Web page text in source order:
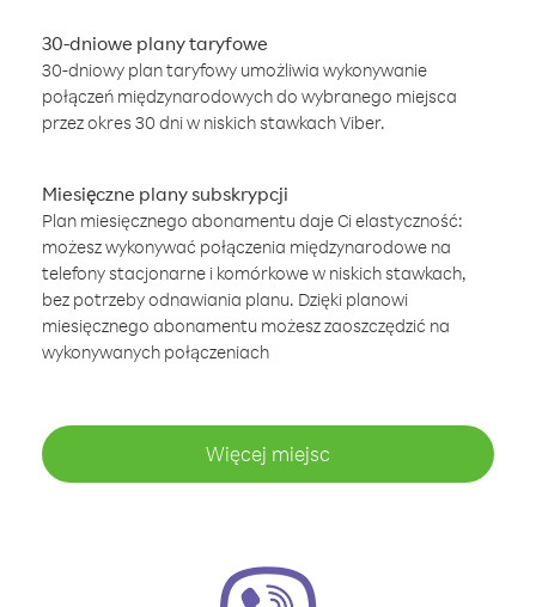
30-dniowe plany taryfowe
30-dniowy plan taryfowy umożliwia wykonywanie
połączeń międzynarodowych do wybranego miejsca
przez okres 30 dni w niskich stawkach Viber.
Miesięczne plany subskrypcji
Plan miesięcznego abonamentu daje Ci elastyczność:
możesz wykonywać połączenia międzynarodowe na
telefony stacjonarne i komórkowe w niskich stawkach,
bez potrzeby odnawiania planu. Dzięki planowi
miesięcznego abonamentu możesz zaoszczędzić na
wykonywanych połączeniach
Więcej miejsc